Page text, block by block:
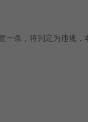
一条，将判定为违规，